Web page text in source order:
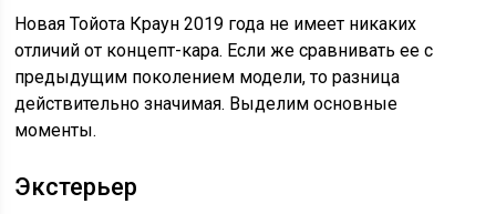
Новая Тойота Краун 2019 года не имеет никаких
отличий от концепт-кара. Если же сравнивать ее с
предыдущим поколением модели, то разница
действительно значимая. Выделим основные
моменты.
Экстерьер